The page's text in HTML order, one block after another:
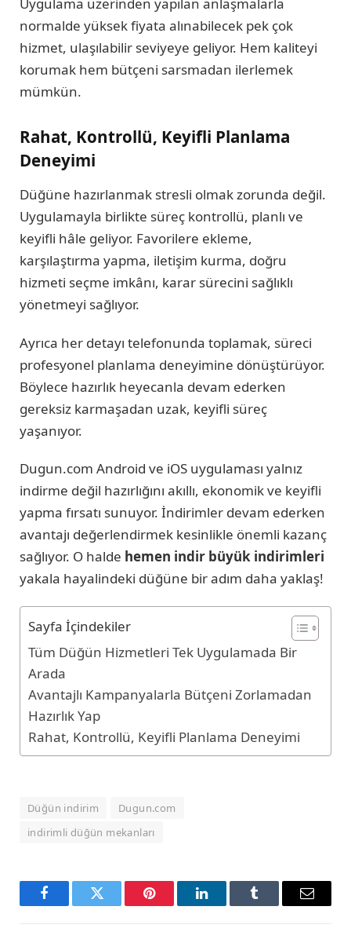
Uygulama üzerinden yapılan anlaşmalarla
normalde yüksek fiyata alınabilecek pek çok
hizmet, ulaşılabilir seviyeye geliyor. Hem kaliteyi
korumak hem bütçeni sarsmadan ilerlemek
mümkün.
Rahat, Kontrollü, Keyifli Planlama
Deneyimi
Düğüne hazırlanmak stresli olmak zorunda değil.
Uygulamayla birlikte süreç kontrollü, planlı ve
keyifli hâle geliyor. Favorilere ekleme,
karşılaştırma yapma, iletişim kurma, doğru
hizmeti seçme imkânı, karar sürecini sağlıklı
yönetmeyi sağlıyor.
Ayrıca her detayı telefonunda toplamak, süreci
profesyonel planlama deneyimine dönüştürüyor.
Böylece hazırlık heyecanla devam ederken
gereksiz karmaşadan uzak, keyifli süreç
yaşanıyor.
Dugun.com Android ve iOS uygulaması yalnız
indirme değil hazırlığını akıllı, ekonomik ve keyifli
yapma fırsatı sunuyor. İndirimler devam ederken
avantajı değerlendirmek kesinlikle önemli kazanç
sağlıyor. O halde hemen indir büyük indirimleri
yakala hayalindeki düğüne bir adım daha yaklaş!
Sayfa İçindekiler
Tüm Düğün Hizmetleri Tek Uygulamada Bir
Arada
Avantajlı Kampanyalarla Bütçeni Zorlamadan
Hazırlık Yap
Rahat, Kontrollü, Keyifli Planlama Deneyimi
Düğün indirim
Dugun.com
indirimli düğün mekanları
FacebookTwitter Pinterest LinkedInTumblr Email